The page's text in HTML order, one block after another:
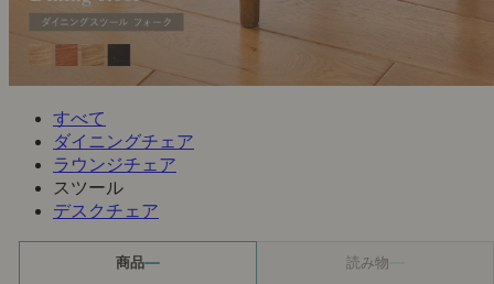
すべて
ダイニングチェア
ラウンジチェア
スツール
デスクチェア
商品 読み物